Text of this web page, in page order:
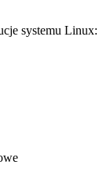
systemu Linux: